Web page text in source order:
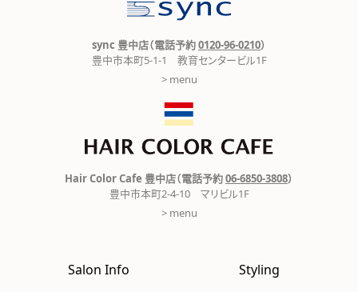
sync 豊中店（電話予約0120-96-0210）
豊中市本町5-1-1 教育センタービル1F
> menu
Hair Color Cafe 豊中店（電話予約06-6850-3808）
豊中市本町2-4-10 マリビル1F
> menu
Salon Info
Styling